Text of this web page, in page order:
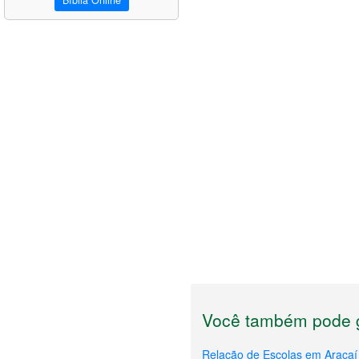
Você também pode
Relação de Escolas em Araçaí